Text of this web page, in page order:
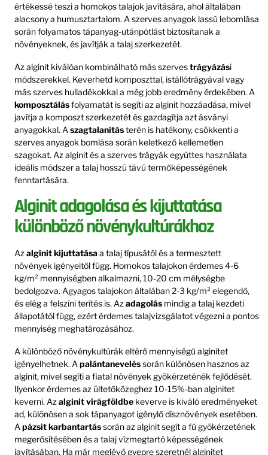
értékessé teszi a homokos talajok javítására, ahol általában
alacsony a humusztartalom. A szerves anyagok lassú lebomlása
során folyamatos tápanyag-utánpótlást biztosítanak a
növényeknek, és javítják a talaj szerkezetét.
Az alginit kiválóan kombinálható más szervestrágyázási
módszerekkel. Keverhetd komposzttal, istállótrágyával vagy
más szerves hulladékokkal a még jobb eredmény érdekében. A
komposztálásfolyamatát is segíti az alginit hozzáadása, mivel
javítja a komposzt szerkezetét és gazdagítja azt ásványi
anyagokkal. Aszagtalanításterén is hatékony, csökkenti a
szerves anyagok bomlása során keletkező kellemetlen
szagokat. Az alginit és a szerves trágyák együttes használata
ideális módszer a talaj hosszú távú termőképességének
fenntartására.
Alginit adagolása és kijuttatása
különböző növénykultúrákhoz
Az alginit kijuttatásaa talaj típusától és a termesztett
növények igényeitől függ. Homokos talajokon érdemes 4-6
kg/m² mennyiségben alkalmazni, 10-20 cm mélységbe
bedolgozva. Agyagos talajokon általában 2-3 kg/m² elegendő,
és elég a felszíni terítés is. Az adagolás mindig a talaj kezdeti
állapotától függ, ezért érdemes talajvizsgálatot végezni a pontos
mennyiség meghatározásához.
A különböző növénykultúrák eltérő mennyiségű alginitet
igényelhetnek. Apalántaneveléssorán különösen hasznos az
alginit, mivel segíti a fiatal növények gyökérzeténék fejlődését.
Ilyenkor érdemes az ültetőközeghez 10-15%-ban alginitet
keverni. Az alginit virágföldbe keverve is kiváló eredményeket
ad, különösen a sok tápanyagot igénylő dísznövények esetében.
Apázsit karbantartássorán az alginit segít a fű gyökérzetének
megerősítésében és a talaj vízmegtartó képességének
javításában. Ha már meglévő gyepre szeretnél alginitet